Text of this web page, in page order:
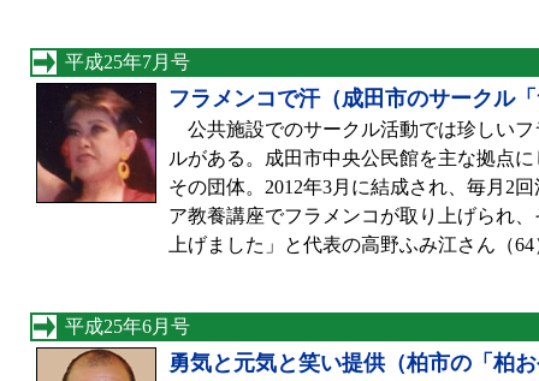
平成25年7月号
フラメンコで汗（成田市のサークル
公共施設でのサークル活動では珍しい
ルがある。成田市中央公民館を主な拠点
その団体。2012年3月に結成され、毎月2
ア教養講座でフラメンコが取り上げられ
上げました」と代表の高野ふみ江さん（
平成25年6月号
勇気と元気と笑い提供（柏市の「柏